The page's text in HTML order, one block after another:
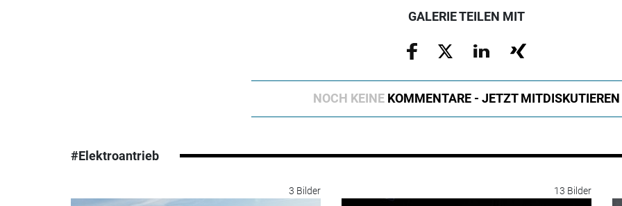
GALERIE TEILEN MIT
NOCH KEINE KOMMENTARE - JETZT MITDISKUTIEREN
#Elektroantrieb
3 Bilder 13 Bilder